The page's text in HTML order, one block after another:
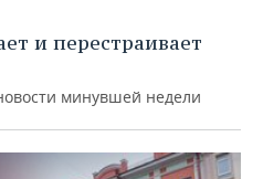
и перестраивает
минувшей недели